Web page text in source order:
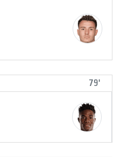
79'